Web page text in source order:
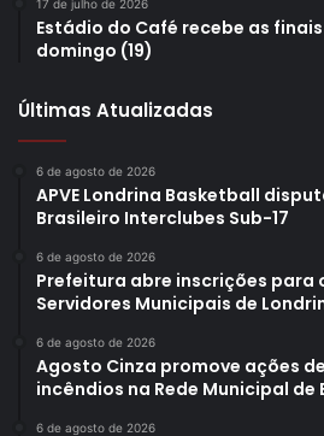
17 de julho de 2026
Estádio do Café recebe as finais
domingo (19)
Últimas Atualizadas
6 de agosto de 2026
APVE Londrina Basketball
Brasileiro Interclubes Sub-17
6 de agosto de 2026
Prefeitura abre inscrições para
Servidores Municipais de
6 de agosto de 2026
Agosto Cinza promove ações
incêndios na Rede Municipal de
6 de agosto de 2026